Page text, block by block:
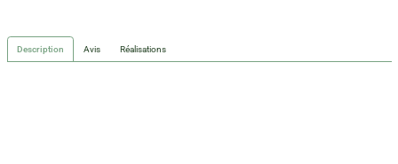
Description Avis Réalisations